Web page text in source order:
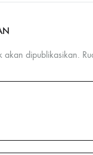
dipublikasikan.